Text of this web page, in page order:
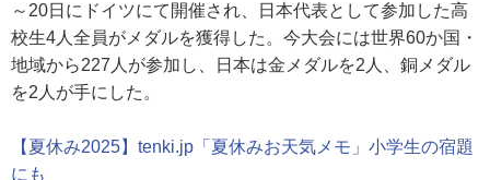
～20日にドイツにて開催され、日本代表として参加した高
校生4人全員がメダルを獲得した。今大会には世界60か国・
地域から227人が参加し、日本は金メダルを2人、銅メダル
を2人が手にした。
【夏休み2025】tenki.jp「夏休みお天気メモ」小学生の宿題
にも